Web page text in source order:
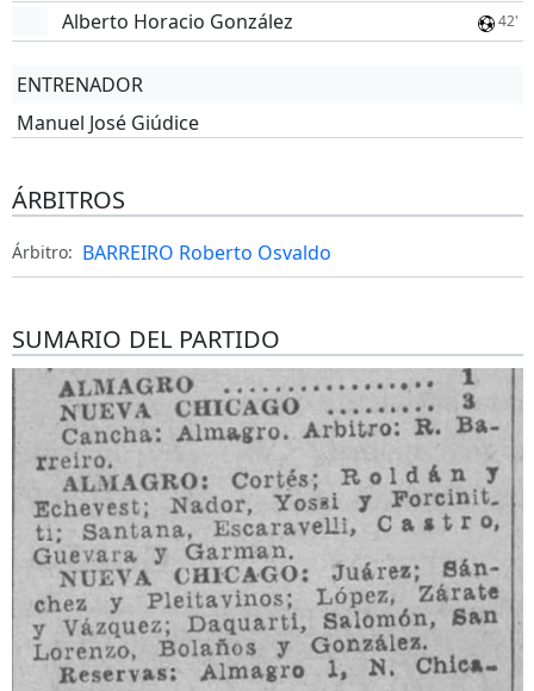
Alberto Horacio González 42'
ENTRENADOR
Manuel José Giúdice
ÁRBITROS
Árbitro: BARREIRO Roberto Osvaldo
SUMARIO DEL PARTIDO